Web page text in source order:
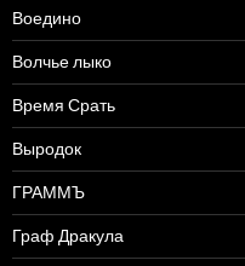
Воедино
Волчье лыко
Время Срать
Выродок
ГРАММЪ
Граф Дракула